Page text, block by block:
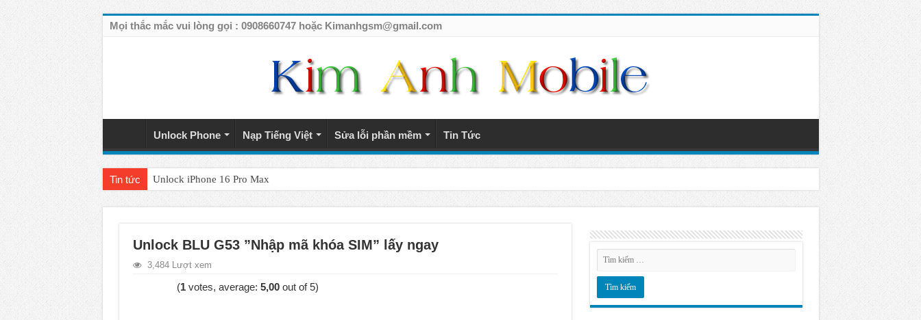
Mọi thắc mắc vui lòng gọi : 0908660747 hoặc Kimanhgsm@gmail.com
Unlock Phone Nạp Tiếng Việt Sửa lỗi phần mềm Tin Tức
Tin tức Unlock iPhone 16 Pro Max
Unlock iPhone 15 Pro Max lên quốc tế giá rẻ
Unlock Motorola Razr 2025
Unlock Motorola Razr 2024
Unlock iPhone 17 Pro Max
Unlock BLU G53 ”Nhập mã khóa SIM” lấy ngay
3,484 Lượt xem
(1votes, average: 5,00out of 5)